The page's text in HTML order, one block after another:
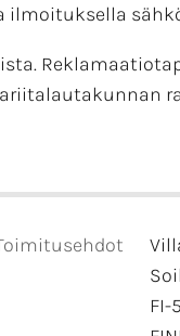
ilmoituksella
FI-